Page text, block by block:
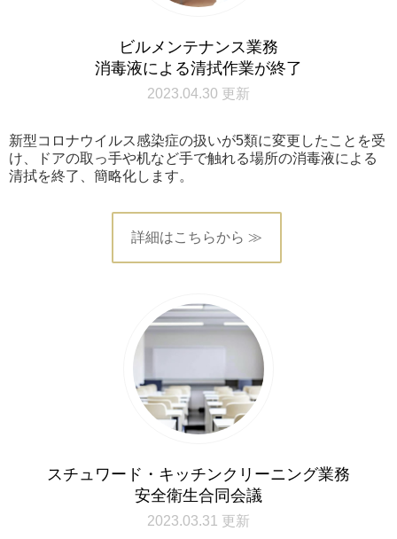
ビルメンテナンス業務
消毒液による清拭作業が終了
2023.04.30 更新
新型コロナウイルス感染症の扱いが5類に変更したことを受
け、ドアの取っ手や机など手で触れる場所の消毒液による
清拭を終了、簡略化します。
詳細はこちらから ≫
スチュワード・キッチンクリーニング業務
安全衛生合同会議
2023.03.31 更新